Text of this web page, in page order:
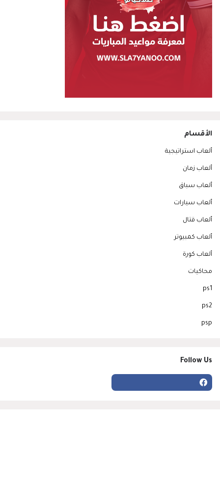
الأقسام
ألعاب استراتيجية
ألعاب زمان
ألعاب سباق
ألعاب سيارات
ألعاب قتال
ألعاب كمبيوتر
ألعاب كورة
محاكيات
ps1
ps2
psp
Follow Us